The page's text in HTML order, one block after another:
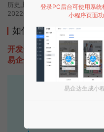
历史上的今时小程序由快果果去
2022-05-15 08:37发布
如何开发类似快果果去
开发一款类似快果果去水
易企达客服即可为您定制
易企达
登录PC后台可使用系统
小程序页面
易企达生成小